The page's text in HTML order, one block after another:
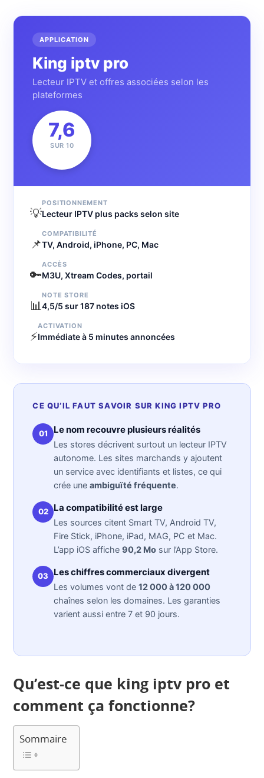
APPLICATION
King iptv pro
Lecteur IPTV et offres associées selon les
plateformes
7,6
SUR 10
💡
POSITIONNEMENT
Lecteur IPTV plus packs selon site
📌
COMPATIBILITÉ
TV, Android, iPhone, PC, Mac
🔑
ACCÈS
M3U, Xtream Codes, portail
📊
NOTE STORE
4,5/5 sur 187 notes iOS
⚡
ACTIVATION
Immédiate à 5 minutes annoncées
CE QU’IL FAUT SAVOIR SUR KING IPTV PRO
01 Le nom recouvre plusieurs réalités
Les stores décrivent surtout un lecteur IPTV
autonome. Les sites marchands y ajoutent
un service avec identifiants et listes, ce qui
crée uneambiguïté fréquente.
02 La compatibilité est large
Les sources citent Smart TV, Android TV,
Fire Stick, iPhone, iPad, MAG, PC et Mac.
L’app iOS affiche90,2 Mo sur l’App Store.
03 Les chiffres commerciaux divergent
Les volumes vont de12 000 à 120 000
chaînes selon les domaines. Les garanties
varient aussi entre 7 et 90 jours.
Qu’est-ce que king iptv pro et
comment ça fonctionne?
Sommaire